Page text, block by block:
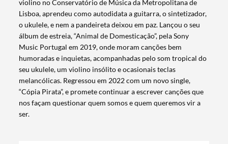
violino no Conservatório de Música da Metropolitana de
Lisboa, aprendeu como autodidata a guitarra, o sintetizador,
o ukulele, e nem a pandeireta deixou em paz. Lançou o seu
álbum de estreia, “Animal de Domesticação”, pela Sony
Music Portugal em 2019, onde moram canções bem
humoradas e inquietas, acompanhadas pelo som tropical do
seu ukulele, um violino insólito e ocasionais teclas
melancólicas. Regressou em 2022 com um novo single,
“Cópia Pirata”, e promete continuar a escrever canções que
nos façam questionar quem somos e quem queremos vir a
ser.